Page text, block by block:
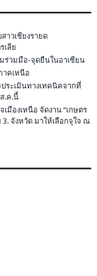
าวเชียงรายด
เลีย
ร่วมมือ-จุดยืนในอาเซียน
าคเหนือ
ระเมินทางเทคนิคจากที่
.ค.นี้
มืองเหนือ จัดงาน “เกษตร
3. จังหวัด มาให้เลือกจุใจ ณ